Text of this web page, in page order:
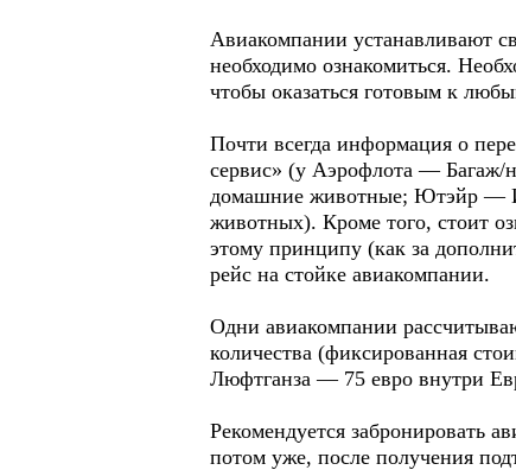
Авиакомпании устанавливают
необходимо ознакомиться.
чтобы оказаться готовым к
Почти всегда информация о
сервис» (у Аэрофлота — Багаж/
домашние животные; Ютэйр —
животных). Кроме того, стоит
этому принципу (как за
рейс на стойке авиакомпании.
Одни авиакомпании
количества (фиксированная
Люфтганза — 75 евро внутри
Рекомендуется забронировать
потом уже, после получения